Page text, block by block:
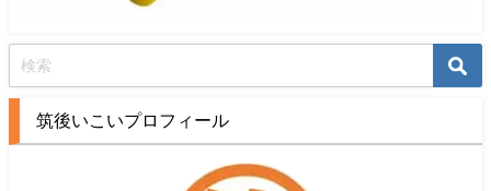
筑後いこいプロフィール